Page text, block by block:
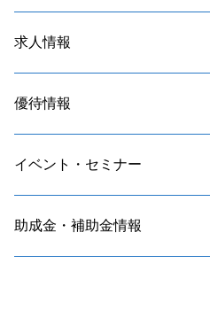
求人情報
優待情報
イベント・セミナー
助成金・補助金情報